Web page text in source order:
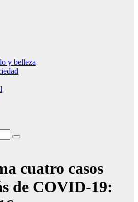
y belleza
cuatro casos
de COVID-19: